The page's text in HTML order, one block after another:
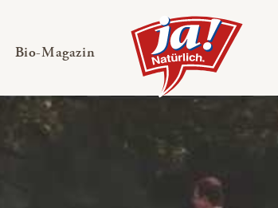
ausklappen
Bio-Magazin — Untermenü ausklappen